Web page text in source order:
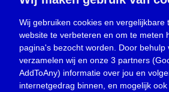
Gemeentepagina(104)
Ingezonden brief(539)
Media(156)
Nieuws (23.330)
Oproep(734)
Wij gebruiken cookies en vergelijkbare
website te verbeteren en om te meten
pagina's bezocht worden. Door behulp
verzamelen wij en onze 3 partners
AddToAny) informatie over jou en
internetgedrag binnen, en mogelijk